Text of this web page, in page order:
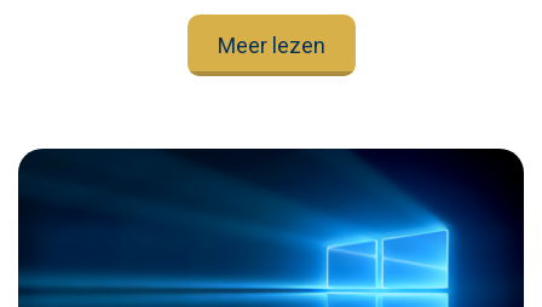
Meer lezen